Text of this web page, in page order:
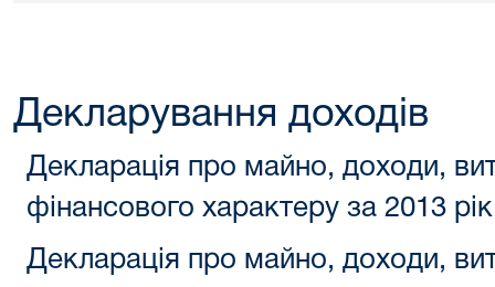
Декларування доходів
Декларація про майно, доходи,
фінансового характеру за 2013
Декларація про майно, доходи,